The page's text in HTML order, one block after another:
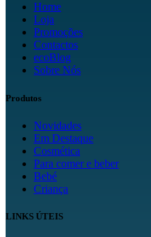
Home
Loja
Promoções
Contactos
ecoBlog
Sobre Nós
Produtos
Novidades
Em Destaque
Cosmética
Para comer e beber
Bebé
Criança
LINKS ÚTEIS